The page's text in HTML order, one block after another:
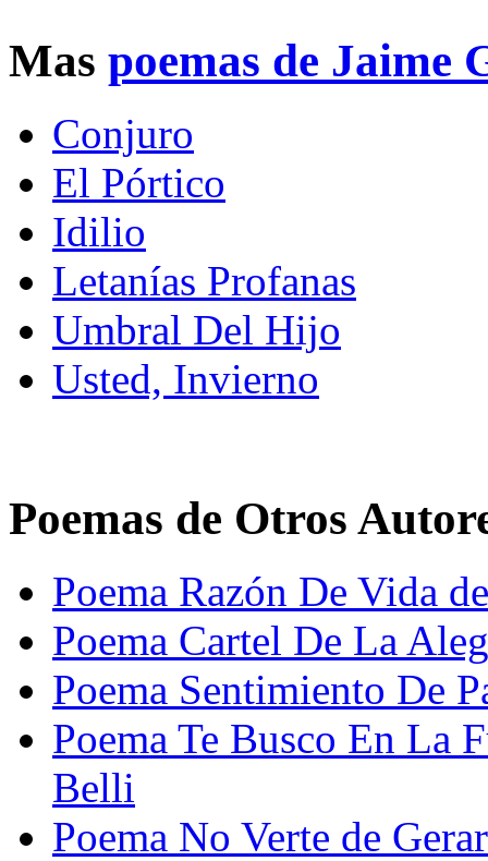
Mas poemas de Jaime
Conjuro
El Pórtico
Idilio
Letanías Profanas
Umbral Del Hijo
Usted, Invierno
Poemas de Otros
Poema Razón De Vida
Poema Cartel De La
Poema Sentimiento De
Poema Te Busco En La
Belli
Poema No Verte de